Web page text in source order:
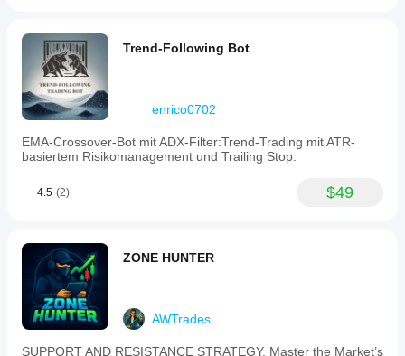
Trend-Following Bot
enrico0702
EMA-Crossover-Bot mit ADX-Filter:Trend-Trading mit ATR-
basiertem Risikomanagement und Trailing Stop.
4.5 (2) $49
ZONE HUNTER
AWTrades
SUPPORT AND RESISTANCE STRATEGY. Master the Market’s